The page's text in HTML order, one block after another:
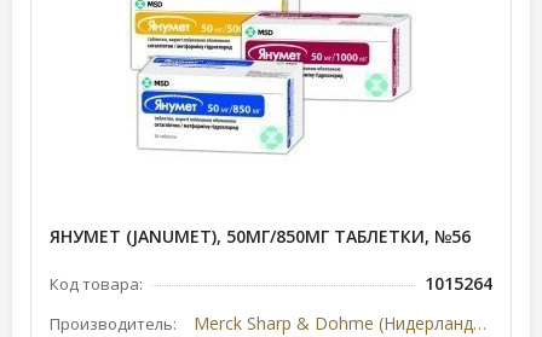
ЯНУМЕТ (JANUMET), 50МГ/850МГ ТАБЛЕТКИ, №56
Код товара: 1015264
Производитель: Merck Sharp & Dohme (Нидерланды-США)